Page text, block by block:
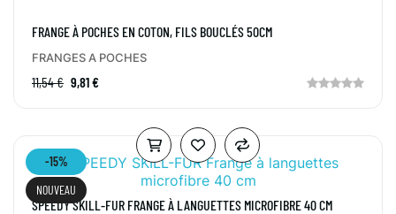
FRANGE À POCHES EN COTON, FILS BOUCLÉS 50CM
FRANGES A POCHES
11,54 € 9,81 €
-15%
NOUVEAU
SPEEDY SKILL-FUR FRANGE À LANGUETTES MICROFIBRE 40 CM